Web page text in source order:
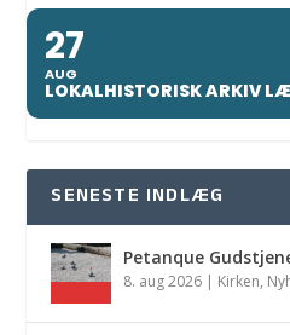
27
AUG
LOKALHISTORISK ARKIV
SENESTE INDLÆG
Petanque
8. aug 2026 | Kirken,